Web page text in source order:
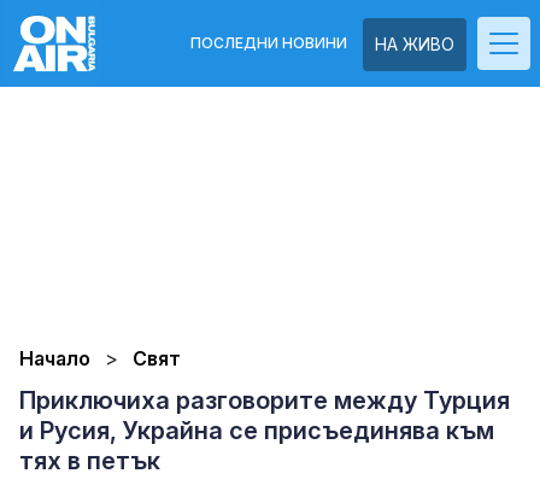
НА ЖИВО
ПОСЛЕДНИ НОВИНИ
Начало Свят
Приключиха разговорите между Турция
и Русия, Украйна се присъединява към
тях в петък